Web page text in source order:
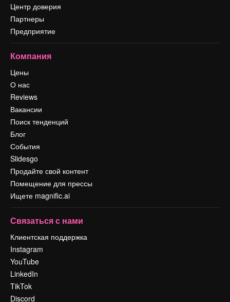
Центр доверия
Партнеры
Предприятие
Компания
Цены
О нас
Reviews
Вакансии
Поиск тенденций
Блог
События
Slidesgo
Продайте свой контент
Помещение для прессы
Ищете magnific.ai
Связаться с нами
Клиентская поддержка
Instagram
YouTube
LinkedIn
TikTok
Discord